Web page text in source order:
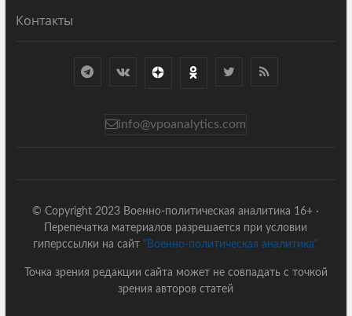
Контакты
info@vpoanalytics.com
© Copyright 2023 Военно-политическая аналитика 16+ ·
Перепечатка материалов разрешается при условии
гиперссылки на сайт "Военно-политическая аналитика"
Точка зрения редакции сайта может не совпадать с точкой
зрения авторов статей